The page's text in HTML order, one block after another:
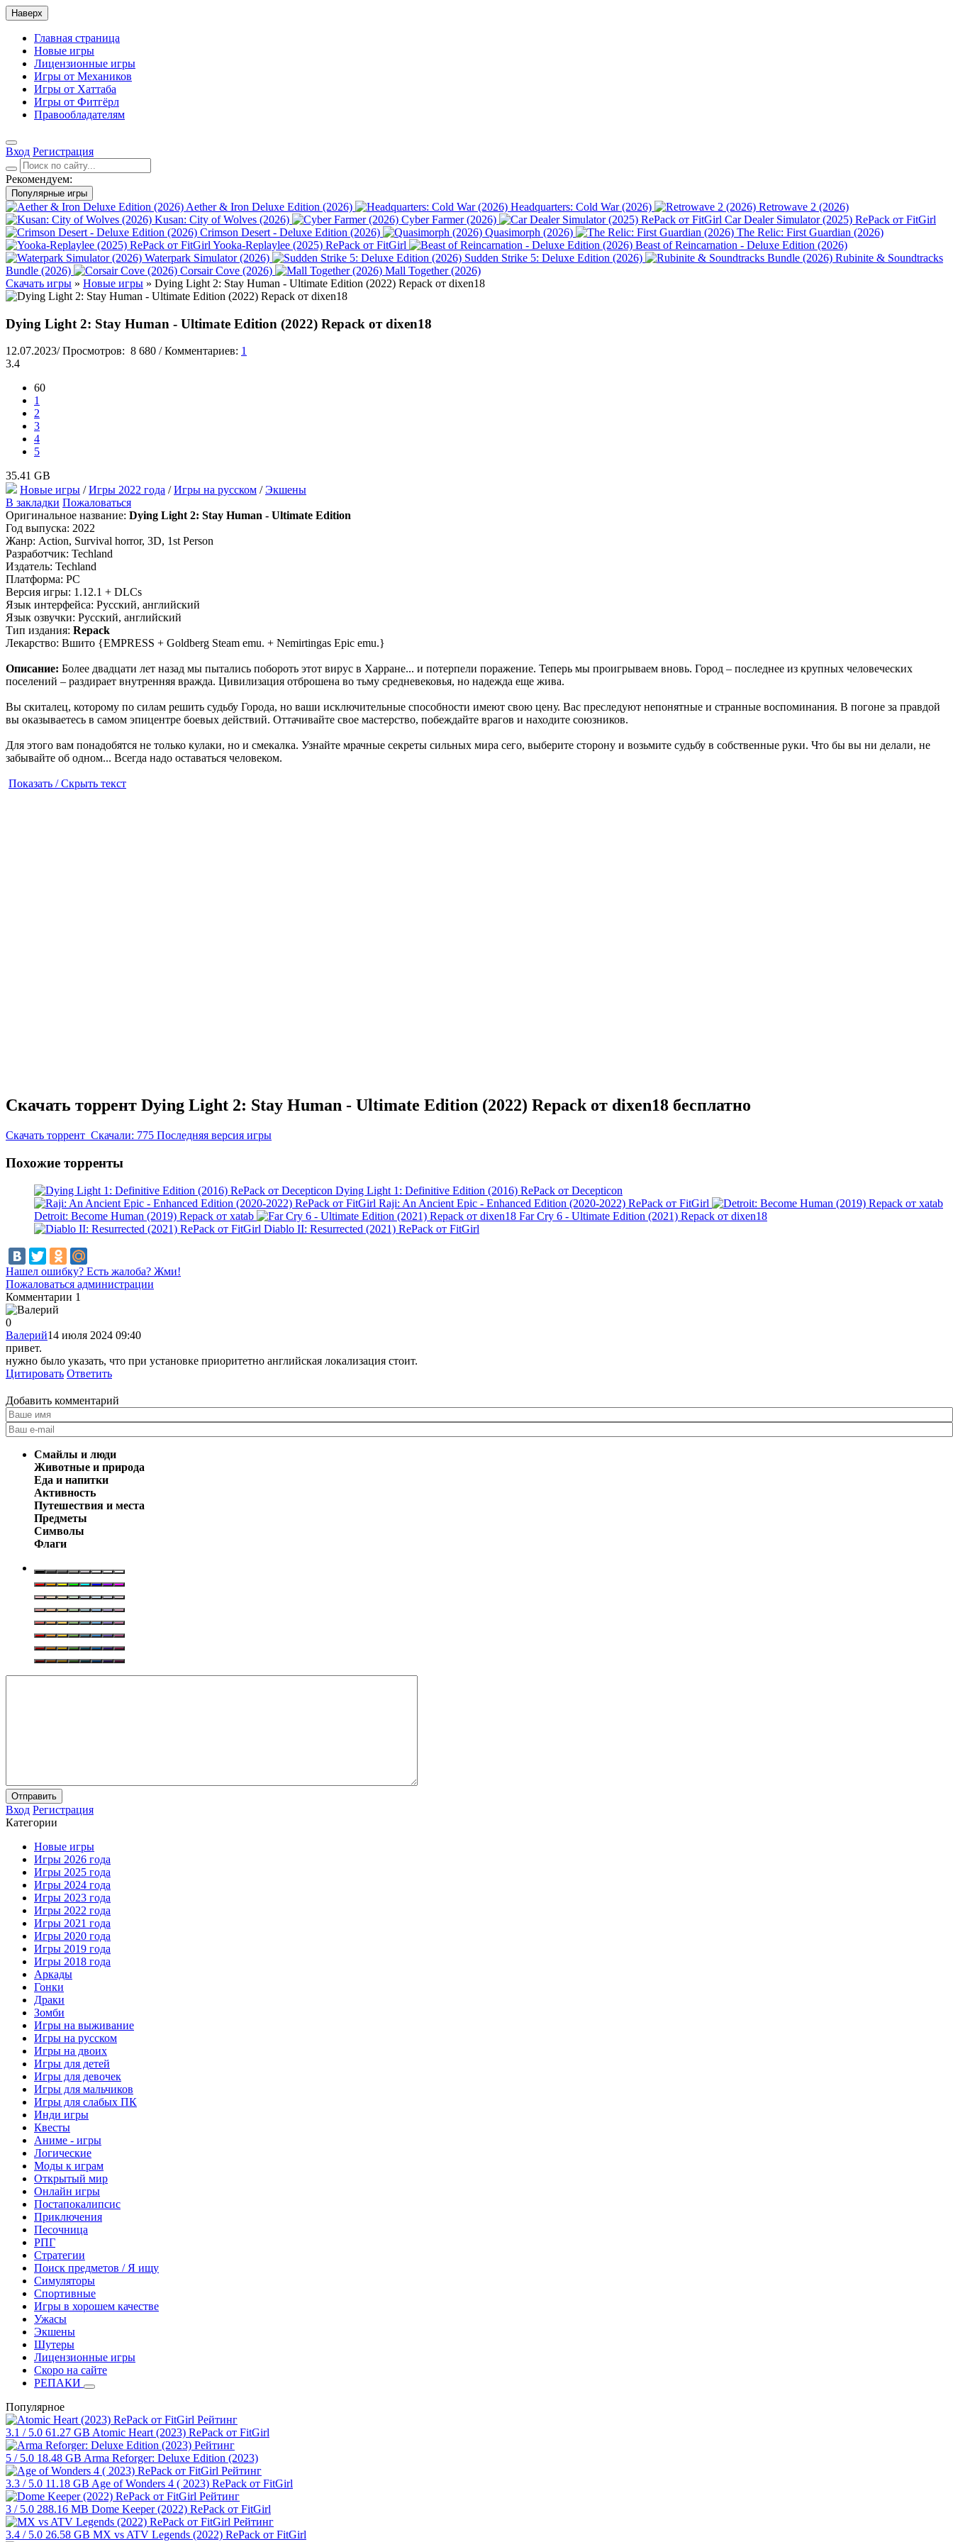
Наверх
Главная страница
Новые игры
Лицензионные игры
Игры от Механиков
Игры от Хаттаба
Игры от Фитгёрл
Правообладателям
Вход Регистрация
Рекомендуем:
Популярные игры
Aether & Iron Deluxe Edition (2026) Headquarters: Cold War (2026)
Retrowave 2 (2026)
Kusan: City of Wolves (2026)
Cyber Farmer (2026)
Car Dealer Simulator (2025) RePack от FitGirl
Crimson Desert - Deluxe Edition (2026)
Quasimorph (2026)
The Relic: First Guardian (2026)
Yooka-Replaylee (2025) RePack от FitGirl
Beast of Reincarnation - Deluxe Edition (2026)
Waterpark Simulator (2026)
Sudden Strike 5: Deluxe Edition (2026)
Rubinite & Soundtracks
Bundle (2026)
Corsair Cove (2026)
Mall Together (2026)
Скачать игры » Новые игры » Dying Light 2: Stay Human - Ultimate Edition (2022) Repack от dixen18
Dying Light 2: Stay Human - Ultimate Edition (2022) Repack от dixen18
12.07.2023/ Просмотров: 8 680 / Комментариев: 1
3.4
60
1
2
3
4
5
35.41 GB
Новые игры /Игры 2022 года /Игры на русском /Экшены
В закладки Пожаловаться
Оригинальное название: Dying Light 2: Stay Human - Ultimate Edition
Год выпуска: 2022
Жанр: Action, Survival horror, 3D, 1st Person
Разработчик: Techland
Издатель: Techland
Платформа: PC
Версия игры: 1.12.1 + DLCs
Язык интерфейса: Русский, английский
Язык озвучки: Русский, английский
Тип издания: Repack
Лекарство: Вшито {EMPRESS + Goldberg Steam emu. + Nemirtingas Epic emu.}
Описание: Более двадцати лет назад мы пытались побороть этот вирус в Харране... и потерпели поражение. Теперь мы проигрываем вновь. Город – последнее из крупных человеческих
поселений – раздирает внутренняя вражда. Цивилизация отброшена во тьму средневековья, но надежда еще жива.
Вы скиталец, которому по силам решить судьбу Города, но ваши исключительные способности имеют свою цену. Вас преследуют непонятные и странные воспоминания. В погоне за правдой
вы оказываетесь в самом эпицентре боевых действий. Оттачивайте свое мастерство, побеждайте врагов и находите союзников.
Для этого вам понадобятся не только кулаки, но и смекалка. Узнайте мрачные секреты сильных мира сего, выберите сторону и возьмите судьбу в собственные руки. Что бы вы ни делали, не
забывайте об одном... Всегда надо оставаться человеком.
Показать / Скрыть текст
Скачать торрент Dying Light 2: Stay Human - Ultimate Edition (2022) Repack от dixen18 бесплатно
Скачать торрент Скачали: 775 Последняя версия игры
Похожие торренты
Dying Light 1: Definitive Edition (2016) RePack от Decepticon
Raji: An Ancient Epic - Enhanced Edition (2020-2022) RePack от FitGirl
Detroit: Become Human (2019) Repack от xatab
Far Cry 6 - Ultimate Edition (2021) Repack от dixen18
Diablo II: Resurrected (2021) RePack от FitGirl
Нашел ошибку? Есть жалоба? Жми!
Пожаловаться администрации
Комментарии 1
0
Валерий14 июля 2024 09:40
привет.
нужно было указать, что при установке приоритетно английская локализация стоит.
Цитировать Ответить
Добавить комментарий
Смайлы и люди
Животные и природа
Еда и напитки
Активность
Путешествия и места
Предметы
Символы
Флаги
Отправить
Вход Регистрация
Категории
Новые игры
Игры 2026 года
Игры 2025 года
Игры 2024 года
Игры 2023 года
Игры 2022 года
Игры 2021 года
Игры 2020 года
Игры 2019 года
Игры 2018 года
Аркады
Гонки
Драки
Зомби
Игры на выживание
Игры на русском
Игры на двоих
Игры для детей
Игры для девочек
Игры для мальчиков
Игры для слабых ПК
Инди игры
Квесты
Аниме - игры
Логические
Моды к играм
Открытый мир
Онлайн игры
Постапокалипсис
Приключения
Песочница
РПГ
Стратегии
Поиск предметов / Я ищу
Симуляторы
Спортивные
Игры в хорошем качестве
Ужасы
Экшены
Шутеры
Лицензионные игры
Скоро на сайте
РЕПАКИ
Популярное
Рейтинг
3.1 / 5.0 61.27 GB Atomic Heart (2023) RePack от FitGirl
Рейтинг
5 / 5.0 18.48 GB Arma Reforger: Deluxe Edition (2023)
Рейтинг
3.3 / 5.0 11.18 GB Age of Wonders 4 ( 2023) RePack от FitGirl
Рейтинг
3 / 5.0 288.16 MB Dome Keeper (2022) RePack от FitGirl
Рейтинг
3.4 / 5.0 26.58 GB MX vs ATV Legends (2022) RePack от FitGirl